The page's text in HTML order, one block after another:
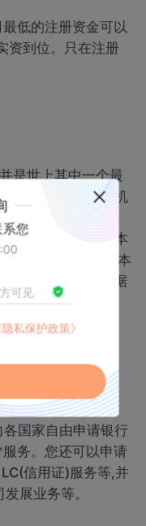
低的注册资金可以
资到位。只在注册
是世上其中一个最
，国际上有许多机
;我们在香港成立
一次性的注册资本
按您的实际注册资本
，这种税是根据
业不赢利，不交
进出口税。
国家自由申请银行
务。您还可以申请
信用证)服务等,并
展业务等。
您
隐私保护政策》